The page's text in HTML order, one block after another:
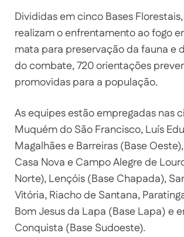
Divididas em cinco Bases
realizam o enfrentamento ao fogo
mata para preservação da fauna e
do combate, 720 orientações
promovidas para a população.
As equipes estão empregadas nas
Muquém do São Francisco, Luís
Magalhães e Barreiras (Base
Casa Nova e Campo Alegre de
Norte), Lençóis (Base Chapada),
Vitória, Riacho de Santana,
Bom Jesus da Lapa (Base Lapa) e
Conquista (Base Sudoeste).